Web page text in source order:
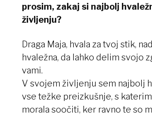
prosim, zakaj si najbolj
življenju?
Draga Maja, hvala za tvoj stik,
hvaležna, da lahko delim svojo
vami.
V svojem življenju sem najbolj
vse težke preizkušnje, s
morala soočiti, ker ravno te so